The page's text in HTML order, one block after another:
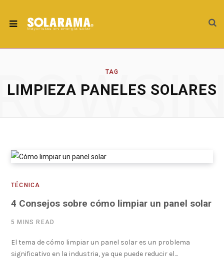
TAG
LIMPIEZA PANELES SOLARES
TÉCNICA
4 Consejos sobre cómo limpiar un panel solar
5 MINS READ
El tema de cómo limpiar un panel solar es un problema
significativo en la industria, ya que puede reducir el…